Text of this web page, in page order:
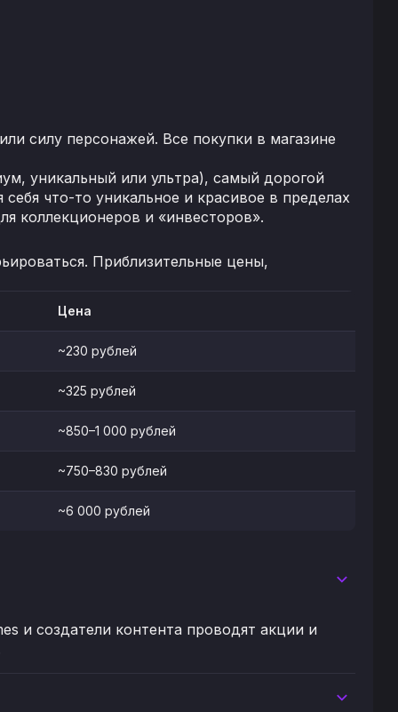
силу персонажей. Все покупки в магазине
уникальный или ультра), самый дорогой
что-то уникальное и красивое в пределах
коллекционеров и «инвесторов».
Приблизительные цены,
Цена
~230 рублей
~325 рублей
~850–1 000 рублей
~750–830 рублей
~6 000 рублей
и создатели контента проводят акции и